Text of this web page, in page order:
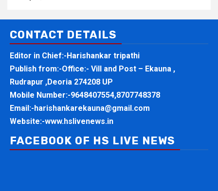
CONTACT DETAILS
Editor in Chief:-Harishankar tripathi
Publish from:-Office:- Vill and Post – Ekauna ,
Rudrapur ,Deoria 274208 UP
Mobile Number:-9648407554,8707748378
Email:-harishankarekauna@gmail.com
Website:-www.hslivenews.in
FACEBOOK OF HS LIVE NEWS